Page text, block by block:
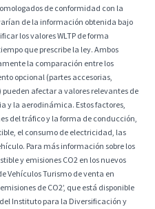
de conformidad con la
de la información obtenida bajo
los valores WLTP de forma
que prescribe la ley. Ambos
la comparación entre los
opcional (partes accesorias,
afectar a valores relevantes de
y la aerodinámica. Estos factores,
del tráfico y la forma de conducción,
el consumo de electricidad, las
Para más información sobre los
y emisiones CO2 en los nuevos
Vehículos Turismo de venta en
de CO2’, que está disponible
Instituto para la Diversificación y